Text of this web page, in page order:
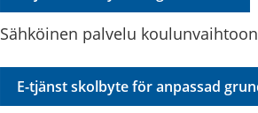
Sähköinen palvelu
E-tjänst skolbyte för anpassad